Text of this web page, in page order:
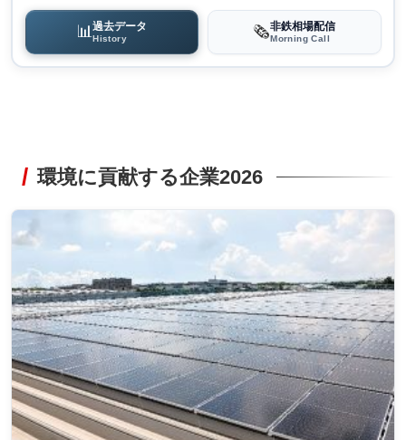
📊過去データ
History 🗞️非鉄相場配信
Morning Call
環境に貢献する企業2026